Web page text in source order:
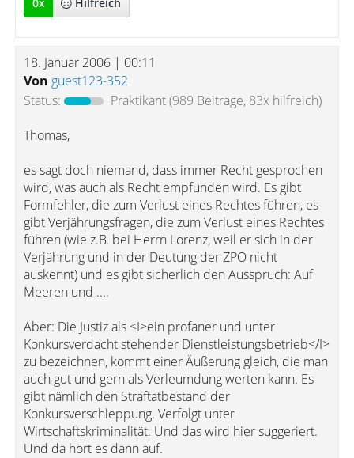
18. Januar 2006 | 00:11
Von guest123-352
Status:
Praktikant(989 Beiträge, 83x hilfreich)
Thomas,
es sagt doch niemand, dass immer Recht gesprochen
wird, was auch als Recht empfunden wird. Es gibt
Formfehler, die zum Verlust eines Rechtes führen, es
gibt Verjährungsfragen, die zum Verlust eines Rechtes
führen (wie z.B. bei Herrn Lorenz, weil er sich in der
Verjährung und in der Deutung der ZPO nicht
auskennt) und es gibt sicherlich den Ausspruch: Auf
Meeren und ....
Aber: Die Justiz als <I>ein profaner und unter
Konkursverdacht stehender Dienstleistungsbetrieb</I>
zu bezeichnen, kommt einer Äußerung gleich, die man
auch gut und gern als Verleumdung werten kann. Es
gibt nämlich den Straftatbestand der
Konkursverschleppung. Verfolgt unter
Wirtschaftskriminalität. Und das wird hier suggeriert.
Und da hört es dann auf.